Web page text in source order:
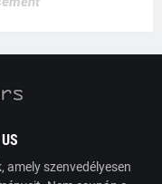
amely szenvedélyesen